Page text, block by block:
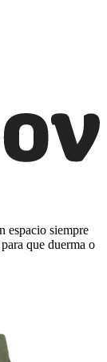
espacio siempre
que duerma o